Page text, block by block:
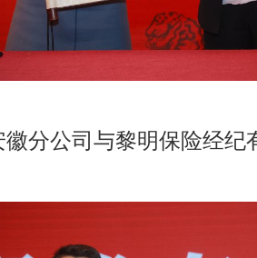
分公司与黎明保险经纪